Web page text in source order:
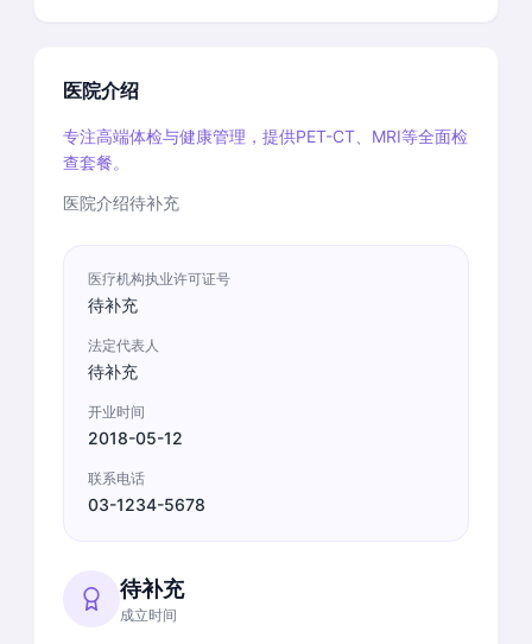
医院介绍
专注高端体检与健康管理，提供PET-CT、MRI等全面检
查套餐。
医院介绍待补充
医疗机构执业许可证号
待补充
法定代表人
待补充
开业时间
2018-05-12
联系电话
03-1234-5678
待补充
成立时间